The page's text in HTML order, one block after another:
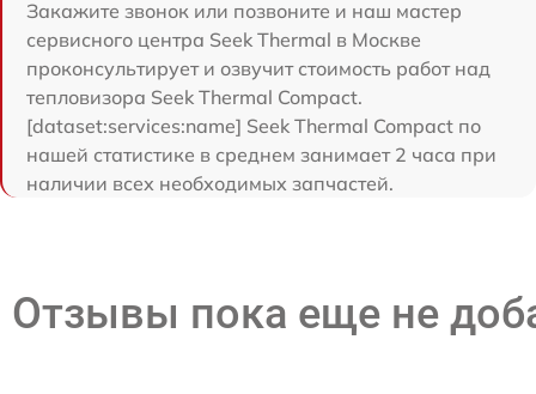
Закажите звонок или позвоните и наш мастер
сервисного центра Seek Thermal в Москве
проконсультирует и озвучит стоимость работ над
тепловизора Seek Thermal Compact.
[dataset:services:name] Seek Thermal Compact по
нашей статистике в среднем занимает 2 часа при
наличии всех необходимых запчастей.
Отзывы пока еще не